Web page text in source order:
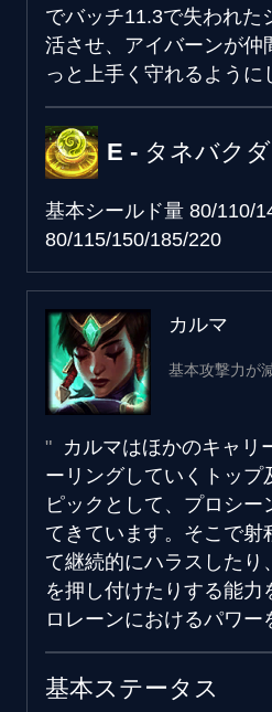
でバッチ11.3で失われた
活させ、アイバーンが仲
っと上手く守れるように
E - タネバク
基本シールド量 80/110/
80/115/150/185/220
カルマ
基本攻撃力が
カルマはほかのキャリ
ーリングしていくトップ
ピックとして、プロシー
てきています。そこで射
て継続的にハラスしたり
を押し付けたりする能力
ロレーンにおけるパワー
基本ステータス